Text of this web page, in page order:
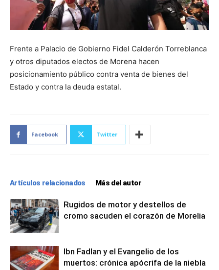
Frente a Palacio de Gobierno Fidel Calderón Torreblanca
y otros diputados electos de Morena hacen
posicionamiento público contra venta de bienes del
Estado y contra la deuda estatal.
Facebook Twitter
Artículos relacionados Más del autor
Rugidos de motor y destellos de
cromo sacuden el corazón de Morelia
Ibn Fadlan y el Evangelio de los
muertos: crónica apócrifa de la niebla